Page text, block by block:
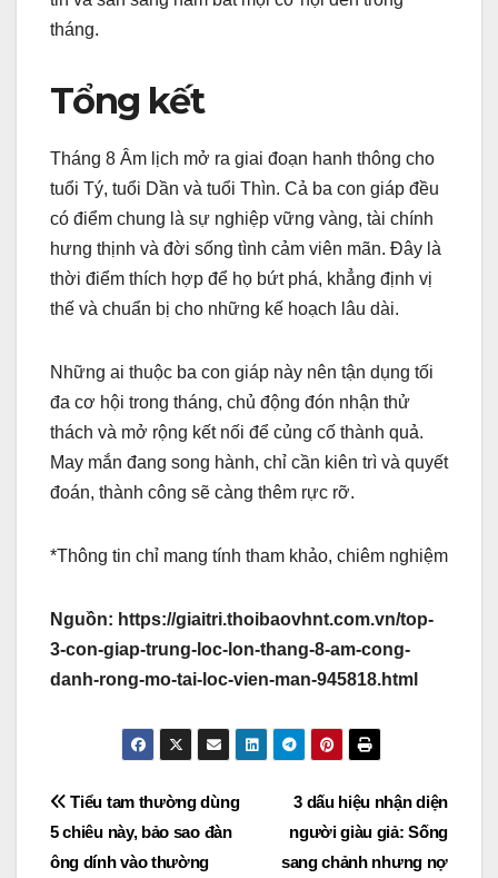
tháng.
Tổng kết
Tháng 8 Âm lịch mở ra giai đoạn hanh thông cho
tuổi Tý, tuổi Dần và tuổi Thìn. Cả ba con giáp đều
có điểm chung là sự nghiệp vững vàng, tài chính
hưng thịnh và đời sống tình cảm viên mãn. Đây là
thời điểm thích hợp để họ bứt phá, khẳng định vị
thế và chuẩn bị cho những kế hoạch lâu dài.
Những ai thuộc ba con giáp này nên tận dụng tối
đa cơ hội trong tháng, chủ động đón nhận thử
thách và mở rộng kết nối để củng cố thành quả.
May mắn đang song hành, chỉ cần kiên trì và quyết
đoán, thành công sẽ càng thêm rực rỡ.
*Thông tin chỉ mang tính tham khảo, chiêm nghiệm
Nguồn: https://giaitri.thoibaovhnt.com.vn/top-
3-con-giap-trung-loc-lon-thang-8-am-cong-
danh-rong-mo-tai-loc-vien-man-945818.html
Post
navigation
3 dấu hiệu nhận diện
người giàu giả: Sống
sang chảnh nhưng nợ
Tiểu tam thường dùng
5 chiêu này, bảo sao đàn
ông dính vào thường